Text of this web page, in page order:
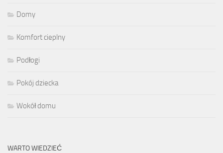
Domy
Komfort cieplny
Podłogi
Pokój dziecka
Wokół domu
WARTO WIEDZIEĆ